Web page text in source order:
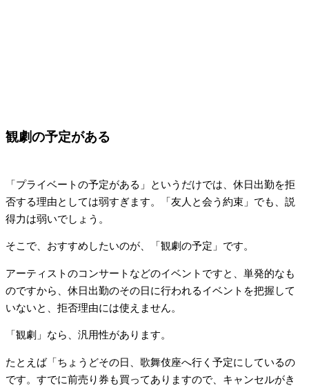
観劇の予定がある
「プライベートの予定がある」というだけでは、休日出勤を拒
否する理由としては弱すぎます。「友人と会う約束」でも、説
得力は弱いでしょう。
そこで、おすすめしたいのが、「観劇の予定」です。
アーティストのコンサートなどのイベントですと、単発的なも
のですから、休日出勤のその日に行われるイベントを把握して
いないと、拒否理由には使えません。
「観劇」なら、汎用性があります。
たとえば「ちょうどその日、歌舞伎座へ行く予定にしているの
です。すでに前売り券も買ってありますので、キャンセルがき